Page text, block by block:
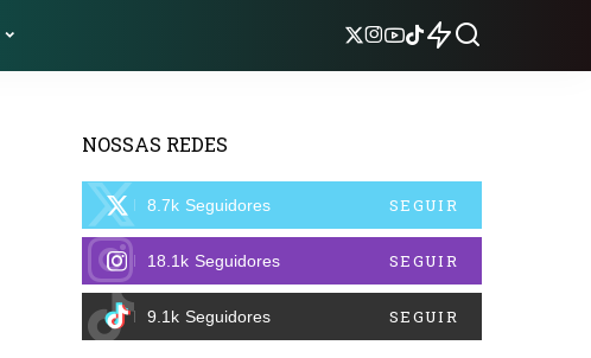
NOSSAS REDES
8.7k Seguidores SEGUIR
18.1k Seguidores SEGUIR
9.1k Seguidores SEGUIR